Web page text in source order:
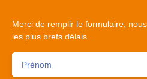
Merci de remplir le formulaire,
les plus brefs délais.
Prénom